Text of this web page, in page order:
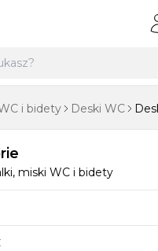
i bidety Deski WC
miski WC i bidety